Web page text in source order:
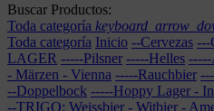
Buscar Productos:
Toda categoría
Toda categoría Inicio --Cervezas ---
LAGER -----Pilsner -----Helles -----
- Märzen - Vienna -----Rauchbier
--Doppelbock -----Hoppy Lager -
--TRIGO: Weissbier - Witbier -